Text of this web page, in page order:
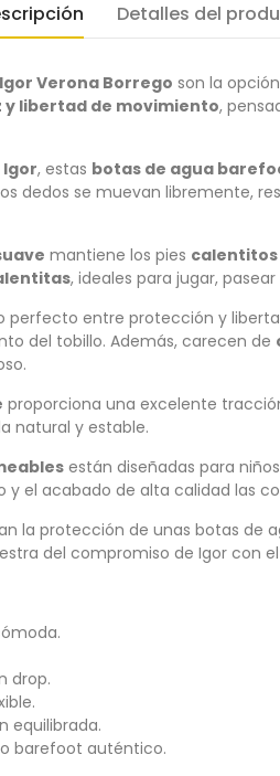
Detalles del
Verona Borrego son la
libertad de movimiento,
Igor, estas botas de agua
dedos se muevan libremente,
mantiene los pies calentitos
, ideales para jugar,
perfecto entre protección y
del tobillo. Además, carecen de
proporciona una excelente
natural y estable.
están diseñadas para
y el acabado de alta calidad las
la protección de unas botas de
del compromiso de Igor con el
drop.
equilibrada.
barefoot auténtico.